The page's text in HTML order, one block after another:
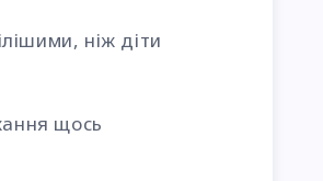
ніж діти
щось